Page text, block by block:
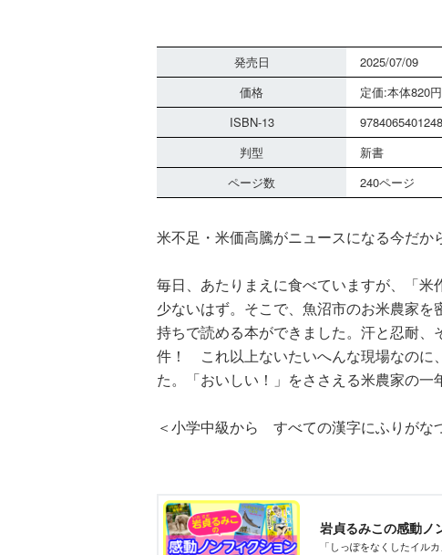
発売日
2025/07/09
価格
定価:本体820
ISBN-13
9784065401248
判型
新書
ページ数
240ページ
米不足・米価高騰がニュースになる今だか
毎日、あたりまえに食べていますが、「
少ないはず。そこで、魚沼市のお米農家
持ちで読める本ができました。汗と忍耐
件！ これ以上ないたいへんな現場なのに
た。「おいしい！」をささえる米農家の一
＜小学中級から すべての漢字にふりがな
岩貞るみこの感動ノ
「しっぽをなくしたイル
さん！？ ６年１
ひなたとひかり
（９）